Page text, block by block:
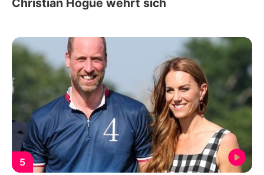
Christian Hogue wehrt sich
5